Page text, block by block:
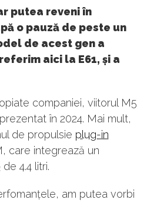
putea reveni în
o pauză de peste un
de acest gen a
aici la E61, și a
companiei, viitorul M5
în 2024. Mai mult,
de propulsie plug-in
care integrează un
de 4.4 litri.
am putea vorbi